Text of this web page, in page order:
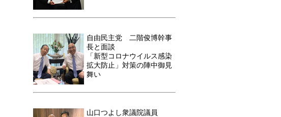
自由民主党 二階俊博幹事
長と面談
「新型コロナウイルス感染
拡大防止」対策の陣中御見
舞い
山口つよし衆議院議員